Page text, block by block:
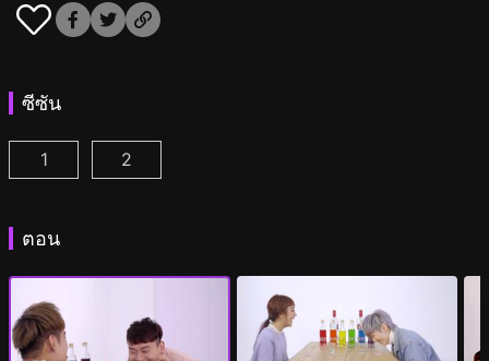
ซีซัน
คู่ดริ๊งค์ ปิ๊งรัก ซีซั่น 1 ตอน 1
1 คู่ดริ๊งค์ ปิ๊งรัก ซีซั่น 2 ตอน 1
2
ตอน